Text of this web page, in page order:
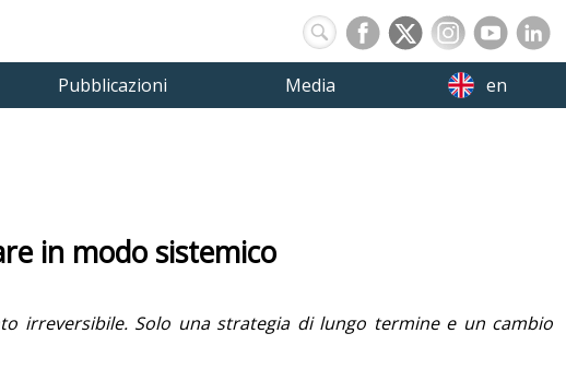
Pubblicazioni Media en
in modo sistemico
irreversibile. Solo una strategia di lungo termine e un cambio